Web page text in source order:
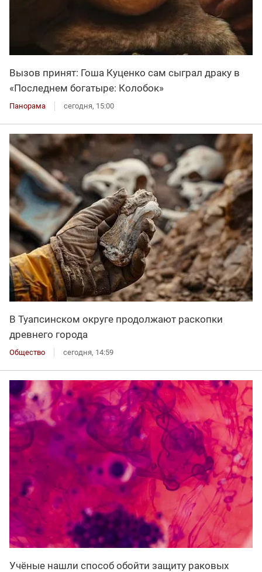
Вызов принят: Гоша Куценко сам сыграл драку в
«Последнем богатыре: Колобок»
Панорама сегодня, 15:00
В Туапсинском округе продолжают раскопки
древнего города
Общество сегодня, 14:59
Учёные нашли способ обойти защиту раковых